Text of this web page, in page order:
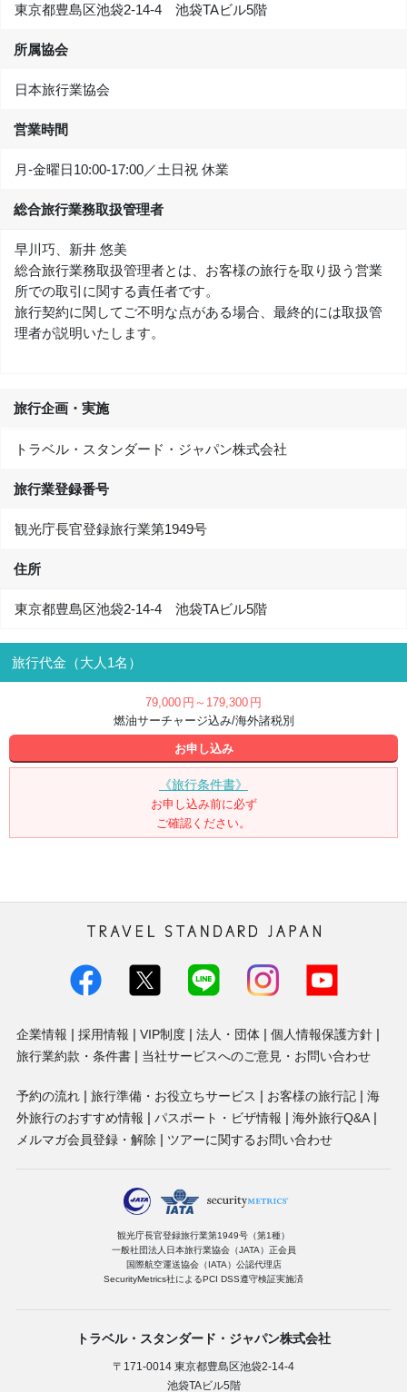
東京都豊島区池袋2-14-4 池袋TAビル5階
所属協会
日本旅行業協会
営業時間
月-金曜日10:00‐17:00／土日祝 休業
総合旅行業務取扱管理者
早川巧、新井 悠美
総合旅行業務取扱管理者とは、お客様の旅行を取り扱う営業
所での取引に関する責任者です。
旅行契約に関してご不明な点がある場合、最終的には取扱管
理者が説明いたします。
旅行企画・実施
トラベル・スタンダード・ジャパン株式会社
旅行業登録番号
観光庁長官登録旅行業第1949号
住所
東京都豊島区池袋2-14-4 池袋TAビル5階
旅行代金（大人1名）
79,000 円 ～179,300 円
燃油サーチャージ込み/海外諸税別
お申し込み
《旅行条件書》
お申し込み前に必ず
ご確認ください。
式会社
企業情報 採用情報 VIP制度 法人・団体
個人情報保護方針
旅行業約款・条件書
当社サービスへのご意見・お問い合わせ
予約の流れ 旅行準備・お役立ちサービス お客様の旅行記
海
外旅行のおすすめ情報
パスポート・ビザ情報
海外旅行Q&A
メルマガ会員登録・解除
ツアーに関するお問い合わせ
観光庁長官登録旅行業第1949号（第1種）
一般社団法人日本旅行業協会（JATA）正会員
国際航空運送協会（IATA）公認代理店
SecurityMetrics社によるPCI DSS遵守検証実施済
トラベル・スタンダード・ジャパン株式会社
〒171-0014 東京都豊島区池袋2-14-4
池袋TAビル5階